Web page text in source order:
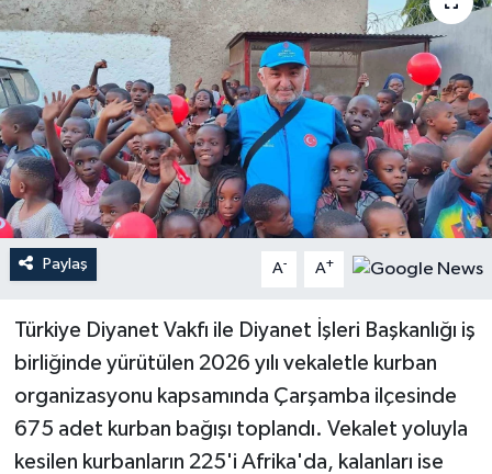
Paylaş A- A+
Türkiye Diyanet Vakfı ile Diyanet İşleri Başkanlığı iş
birliğinde yürütülen 2026 yılı vekaletle kurban
organizasyonu kapsamında Çarşamba ilçesinde
675 adet kurban bağışı toplandı. Vekalet yoluyla
kesilen kurbanların 225'i Afrika'da, kalanları ise